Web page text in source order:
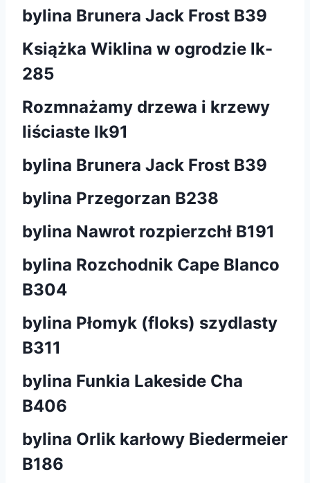
bylina Brunera Jack Frost B39
Książka Wiklina w ogrodzie lk-
285
Rozmnażamy drzewa i krzewy
liściaste lk91
bylina Brunera Jack Frost B39
bylina Przegorzan B238
bylina Nawrot rozpierzchł B191
bylina Rozchodnik Cape Blanco
B304
bylina Płomyk (floks) szydlasty
B311
bylina Funkia Lakeside Cha
B406
bylina Orlik karłowy Biedermeier
B186